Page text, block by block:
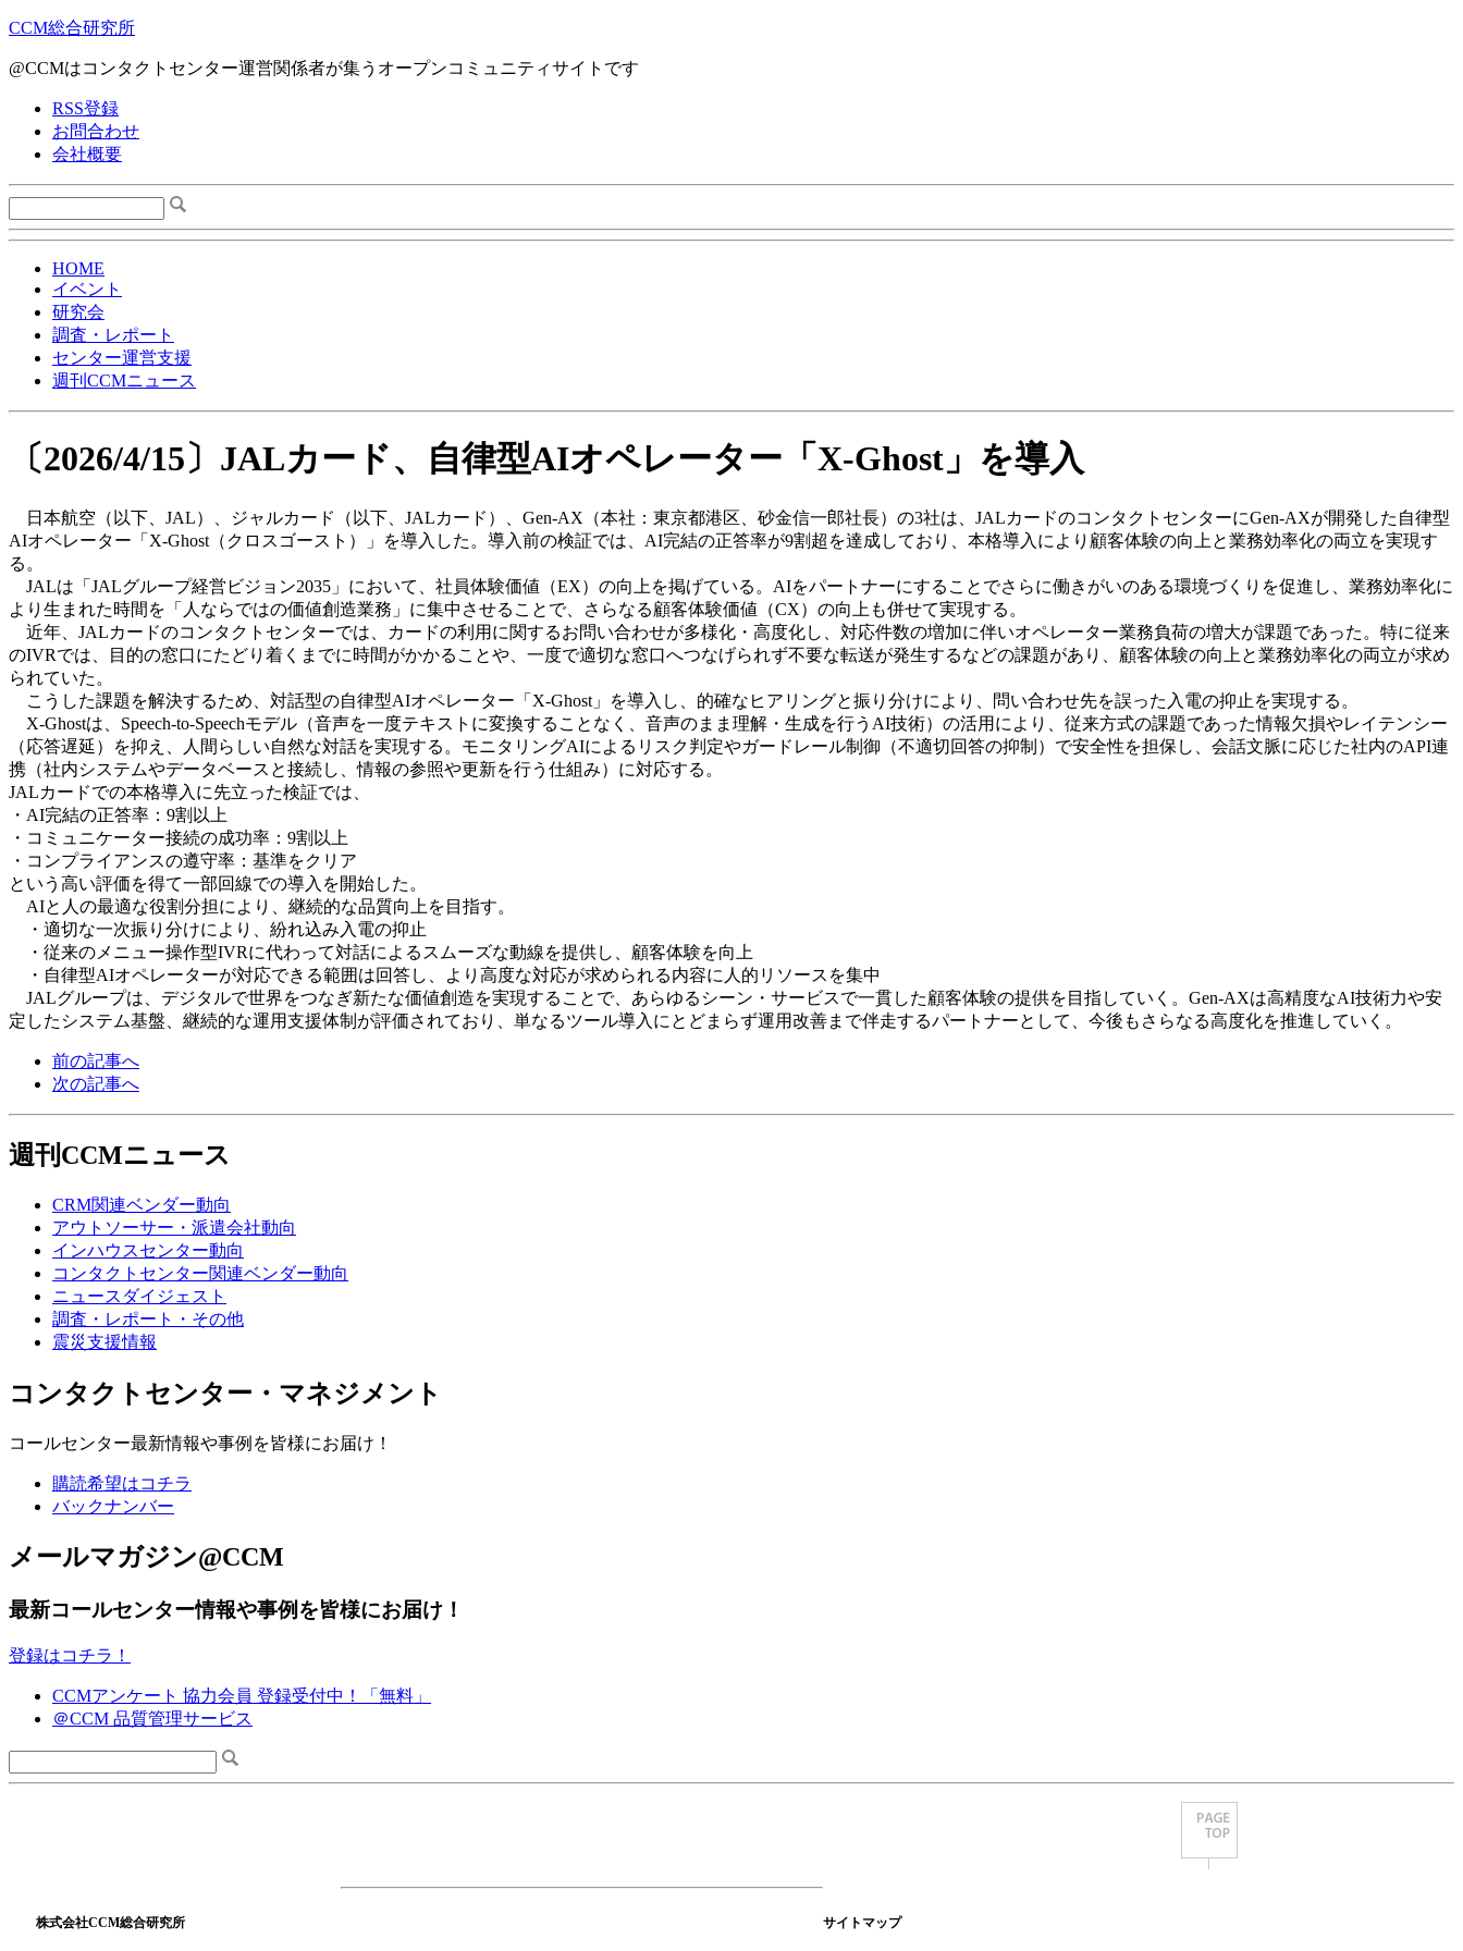
CCM総合研究所
@CCMはコンタクトセンター運営関係者が集うオープンコミュニティサイトです
RSS登録
お問合わせ
会社概要
HOME
イベント
研究会
調査・レポート
センター運営支援
週刊CCMニュース
〔2026/4/15〕JALカード、自律型AIオペレーター「X-Ghost」を導入
日本航空（以下、JAL）、ジャルカード（以下、JALカード）、Gen-AX（本社：東京都港区、砂金信一郎社長）の3社は、JALカードのコンタクトセンターにGen-AXが開発した自律型
AIオペレーター「X-Ghost（クロスゴースト）」を導入した。導入前の検証では、AI完結の正答率が9割超を達成しており、本格導入により顧客体験の向上と業務効率化の両立を実現す
る。
JALは「JALグループ経営ビジョン2035」において、社員体験価値（EX）の向上を掲げている。AIをパートナーにすることでさらに働きがいのある環境づくりを促進し、業務効率化に
より生まれた時間を「人ならではの価値創造業務」に集中させることで、さらなる顧客体験価値（CX）の向上も併せて実現する。
近年、JALカードのコンタクトセンターでは、カードの利用に関するお問い合わせが多様化・高度化し、対応件数の増加に伴いオペレーター業務負荷の増大が課題であった。特に従来
のIVRでは、目的の窓口にたどり着くまでに時間がかかることや、一度で適切な窓口へつなげられず不要な転送が発生するなどの課題があり、顧客体験の向上と業務効率化の両立が求め
られていた。
こうした課題を解決するため、対話型の自律型AIオペレーター「X-Ghost」を導入し、的確なヒアリングと振り分けにより、問い合わせ先を誤った入電の抑止を実現する。
X-Ghostは、Speech-to-Speechモデル（音声を一度テキストに変換することなく、音声のまま理解・生成を行うAI技術）の活用により、従来方式の課題であった情報欠損やレイテンシー
（応答遅延）を抑え、人間らしい自然な対話を実現する。モニタリングAIによるリスク判定やガードレール制御（不適切回答の抑制）で安全性を担保し、会話文脈に応じた社内のAPI連
携（社内システムやデータベースと接続し、情報の参照や更新を行う仕組み）に対応する。
JALカードでの本格導入に先立った検証では、
・AI完結の正答率：9割以上
・コミュニケーター接続の成功率：9割以上
・コンプライアンスの遵守率：基準をクリア
という高い評価を得て一部回線での導入を開始した。
AIと人の最適な役割分担により、継続的な品質向上を目指す。
・適切な一次振り分けにより、紛れ込み入電の抑止
・従来のメニュー操作型IVRに代わって対話によるスムーズな動線を提供し、顧客体験を向上
・自律型AIオペレーターが対応できる範囲は回答し、より高度な対応が求められる内容に人的リソースを集中
JALグループは、デジタルで世界をつなぎ新たな価値創造を実現することで、あらゆるシーン・サービスで一貫した顧客体験の提供を目指していく。Gen-AXは高精度なAI技術力や安
定したシステム基盤、継続的な運用支援体制が評価されており、単なるツール導入にとどまらず運用改善まで伴走するパートナーとして、今後もさらなる高度化を推進していく。
前の記事へ
次の記事へ
週刊CCMニュース
CRM関連ベンダー動向
アウトソーサー・派遣会社動向
インハウスセンター動向
コンタクトセンター関連ベンダー動向
ニュースダイジェスト
調査・レポート・その他
震災支援情報
コンタクトセンター・マネジメント
コールセンター最新情報や事例を皆様にお届け！
購読希望はコチラ
バックナンバー
メールマガジン@CCM
最新コールセンター情報や事例を皆様にお届け！
登録はコチラ！
CCMアンケート 協力会員 登録受付中！「無料」
＠CCM 品質管理サービス
株式会社CCM総合研究所 サイトマップ